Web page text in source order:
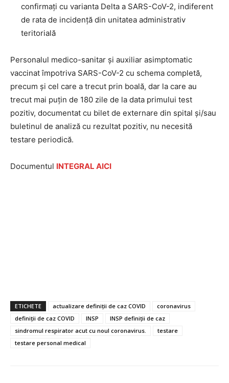
confirmați cu varianta Delta a SARS-CoV-2, indiferent
de rata de incidență din unitatea administrativ
teritorială
Personalul medico-sanitar și auxiliar asimptomatic
vaccinat împotriva SARS-CoV-2 cu schema completă,
precum și cel care a trecut prin boală, dar la care au
trecut mai puțin de 180 zile de la data primului test
pozitiv, documentat cu bilet de externare din spital și/sau
buletinul de analiză cu rezultat pozitiv, nu necesită
testare periodică.
Documentul INTEGRAL AICI
ETICHETE actualizare definiții de caz COVID
coronavirus
definiții de caz COVID
INSP
INSP definiții de caz
sindromul respirator acut cu noul coronavirus.
testare
testare personal medical